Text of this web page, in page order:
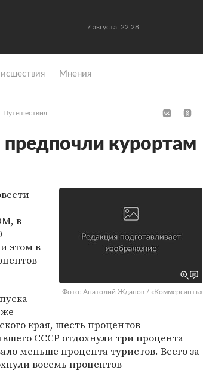
7 августа, 22:28
Мнения
Путешествия
предпочли курортам
Фото: Анатолий Жданов / «Коммерсантъ»
в
этом в
края, шесть процентов
СССР отдохнули три процента
меньше процента туристов. Всего за
восемь процентов